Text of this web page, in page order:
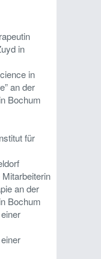
in
in
an der
Bochum
für
an der
Bochum